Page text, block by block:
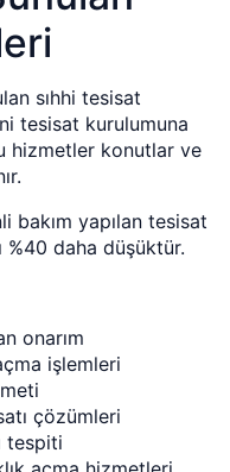
sıhhi tesisat
tesisat kurulumuna
hizmetler konutlar ve
bakım yapılan tesisat
%40 daha düşüktür.
onarım
işlemleri
çözümleri
tespiti